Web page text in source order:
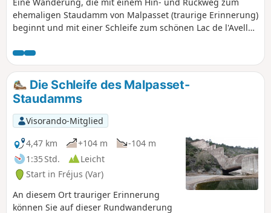
ehemaligen Staudamm von Malpasset (traurige Erinnerung)
beginnt und mit einer Schleife zum schönen Lac de l'Avellan
aus Sicherheitsgründen vollständig gesperrt (die Arbeiten
können noch längere Zeit dauern).
Die Schleife des Malpasset-
Staudamms
Visorando-Mitglied
4,47 km
+104 m
-104 m
1:35 Std.
Leicht
Start in Fréjus (Var)
An diesem Ort trauriger Erinnerung
können Sie auf dieser Rundwanderung